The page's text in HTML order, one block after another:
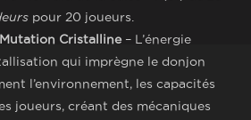
pour 20 joueurs.
Cristalline– L’énergie
qui imprègne le donjon
l’environnement, les capacités
joueurs, créant des mécaniques